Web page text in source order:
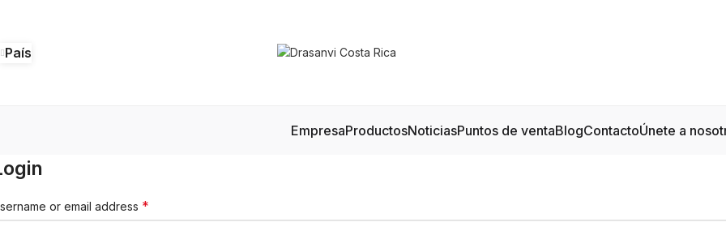
País
EmpresaProductosNoticiasPuntos de ventaBlogContactoÚnete a
or email address *